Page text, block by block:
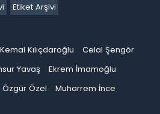
Etiket Arşivi
Kemal Kılıçdaroğlu
Celal Şengör
Yavaş
Ekrem İmamoğlu
Özgür Özel
Muharrem İnce